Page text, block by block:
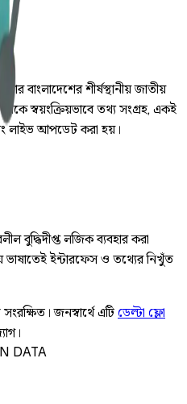
বাংলাদেশের শীর্ষস্থানীয় জাতীয়
স্বয়ংক্রিয়ভাবে তথ্য সংগ্রহ, একই
লাইভ আপডেট করা হয়।
বুদ্ধিদীপ্ত লজিক ব্যবহার করা
ইন্টারফেস ও তথ্যের নিখুঁত
সংরক্ষিত। জনস্বার্থে এটিডেল্টা ফ্লো
DATA